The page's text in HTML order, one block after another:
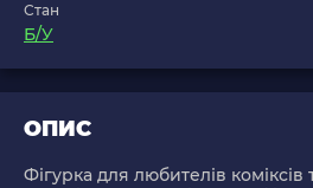
Стан
Б/У
ОПИС
Фігурка для любителів коміксів